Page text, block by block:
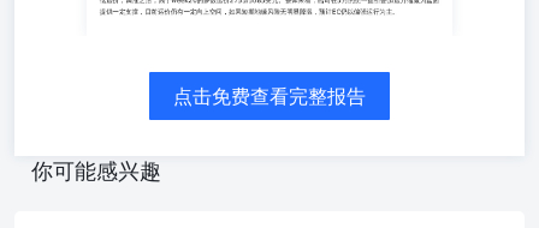
点。沪深两市成交额达到9125亿元，北向资金净卖出63.04
子化学品、消费电子、电子元件板块跌幅居前。国内方面，
中国4月M2余额同比增7.2%，前四个月新增社融12.73万亿
元。中国4月CPI同比增0.3%，环比由降转涨；PPI同比降幅
收窄，但环比跌幅进一步走扩。海外方面，美联储理事鲍曼
点击免费查看完整报告
你可能感兴趣